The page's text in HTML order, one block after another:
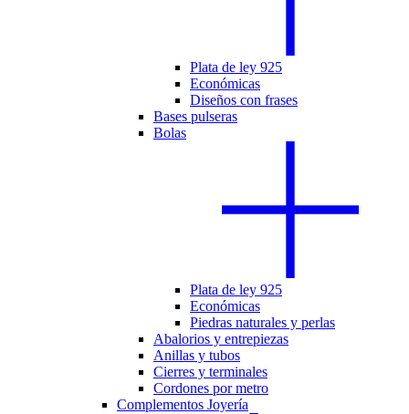
Plata de ley 925
Económicas
Diseños con frases
Bases pulseras
Bolas
Plata de ley 925
Económicas
Piedras naturales y perlas
Abalorios y entrepiezas
Anillas y tubos
Cierres y terminales
Cordones por metro
Complementos Joyería